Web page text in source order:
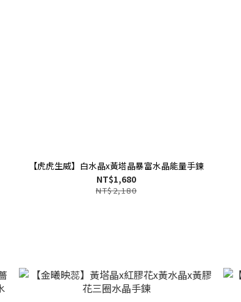
【虎虎生威】白水晶x黃塔晶暴富水晶能量手鍊
NT$1,680
NT$2,180